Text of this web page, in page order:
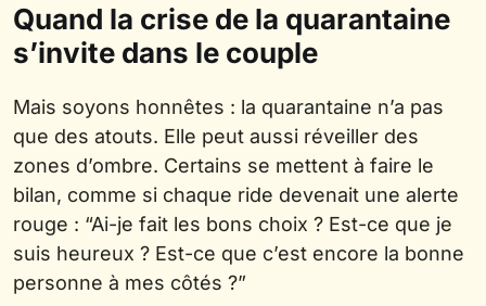
Quand la crise de la quarantaine
s’invite dans le couple
Mais soyons honnêtes : la quarantaine n’a pas
que des atouts. Elle peut aussi réveiller des
zones d’ombre. Certains se mettent à faire le
bilan, comme si chaque ride devenait une alerte
rouge : “Ai-je fait les bons choix ? Est-ce que je
suis heureux ? Est-ce que c’est encore la bonne
personne à mes côtés ?”